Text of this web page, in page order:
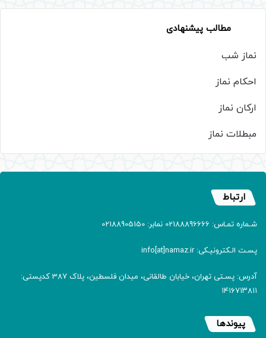
مطالب پیشنهادی
نماز شب
احکام نماز
ارکان نماز
مبطلات نماز
ارتباط
شـماره تمـاس: 02188896666 نمابر: 02188905150
پسـت الـکترونیـکی: info[at]namaz.ir
آدرس: پسـتی تهران، خیابان طالقانی، میدان فلسطین، پلاک 387 کدپستی:
۱۴۱۶۷۱۳۸۱۱
پیوندها